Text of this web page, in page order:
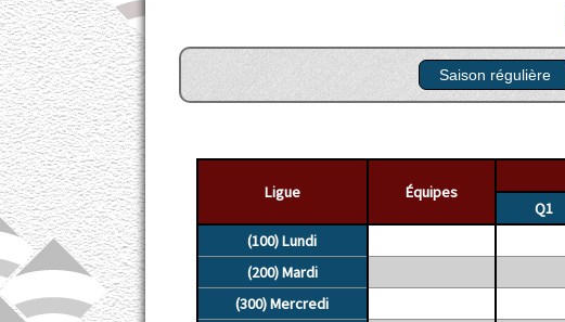
Saison régulière
Ligue Équipes
Q1
(100) Lundi
(200) Mardi
(300) Mercredi